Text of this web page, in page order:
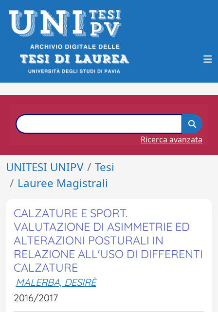
Ricerca avanzata
UNITESI UNIPV
Tesi
Lauree Magistrali
CALZATURE E SPORT.
VALUTAZIONE DI ASIMMETRIE ED
ALTERAZIONI POSTURALI IN
RELAZIONE ALL'USO DI DIFFERENTI
CALZATURE
MALERBA, DESIRÈ
2016/2017